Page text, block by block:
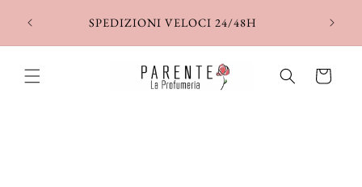
direttamente
SPEDIZIONI VELOCI 24/48H
Carrello